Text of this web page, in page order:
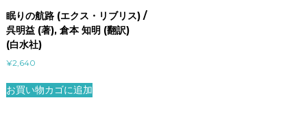
眠りの航路 (エクス・リブリス) /
呉明益 (著), 倉本 知明 (翻訳)
(白水社)
¥2,640
お買い物カゴに追加